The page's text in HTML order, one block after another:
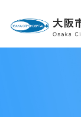
紹介状をお持ち
再診の予約変更